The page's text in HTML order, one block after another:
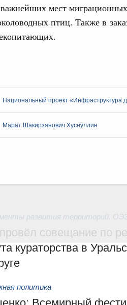
мест
птиц. Также в
Национальный проект «Инфраструктура
Марат Шакирзянович Хуснуллин
хозяйство
На двух скоростных
зоны дорожного
дал поручения по
о
технологическим
5 августа, среда
Более 4,3 тыс.
при участии Фонда
развития территорий.
совещание по
кураторства в
политика